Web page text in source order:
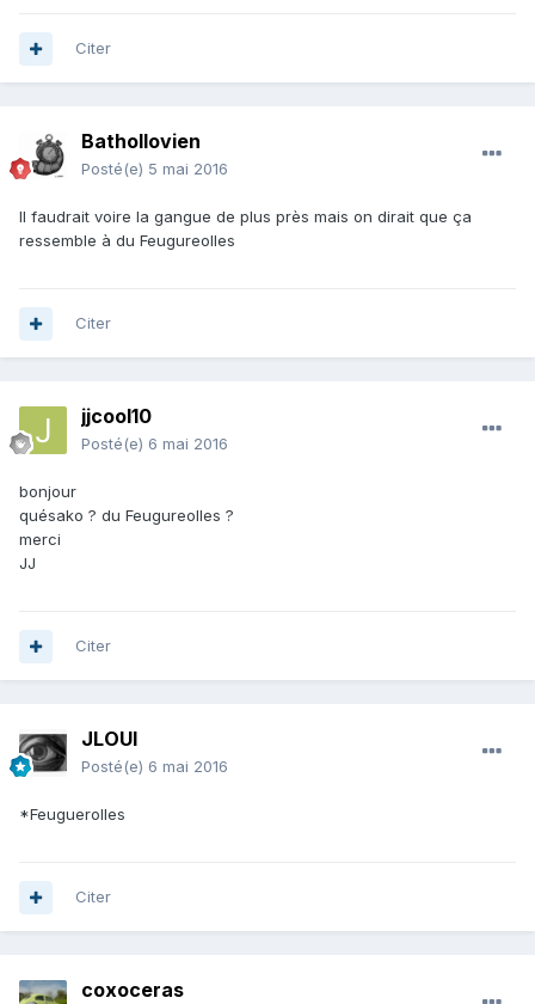
Citer
Bathollovien
Posté(e) 5 mai 2016
Il faudrait voire la gangue de plus près mais on dirait que ça
ressemble à du Feugureolles
Citer
jjcool10
Posté(e) 6 mai 2016
bonjour
quésako ? du Feugureolles ?
merci
JJ
Citer
JLOUI
Posté(e) 6 mai 2016
*Feuguerolles
Citer
coxoceras